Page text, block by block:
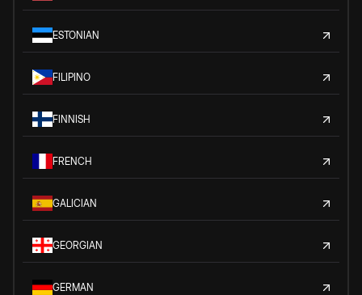
ESTONIAN
FILIPINO
FINNISH
FRENCH
GALICIAN
GEORGIAN
GERMAN